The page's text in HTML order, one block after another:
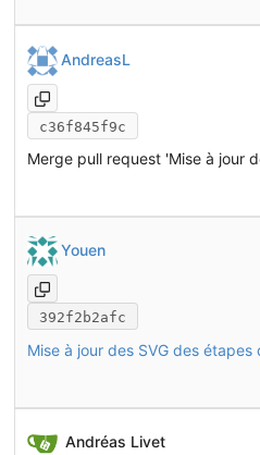
AndreasL
c36f845f9c
Youen
392f2b2afc
Mise à jour des SVG des étapes
Andréas Livet